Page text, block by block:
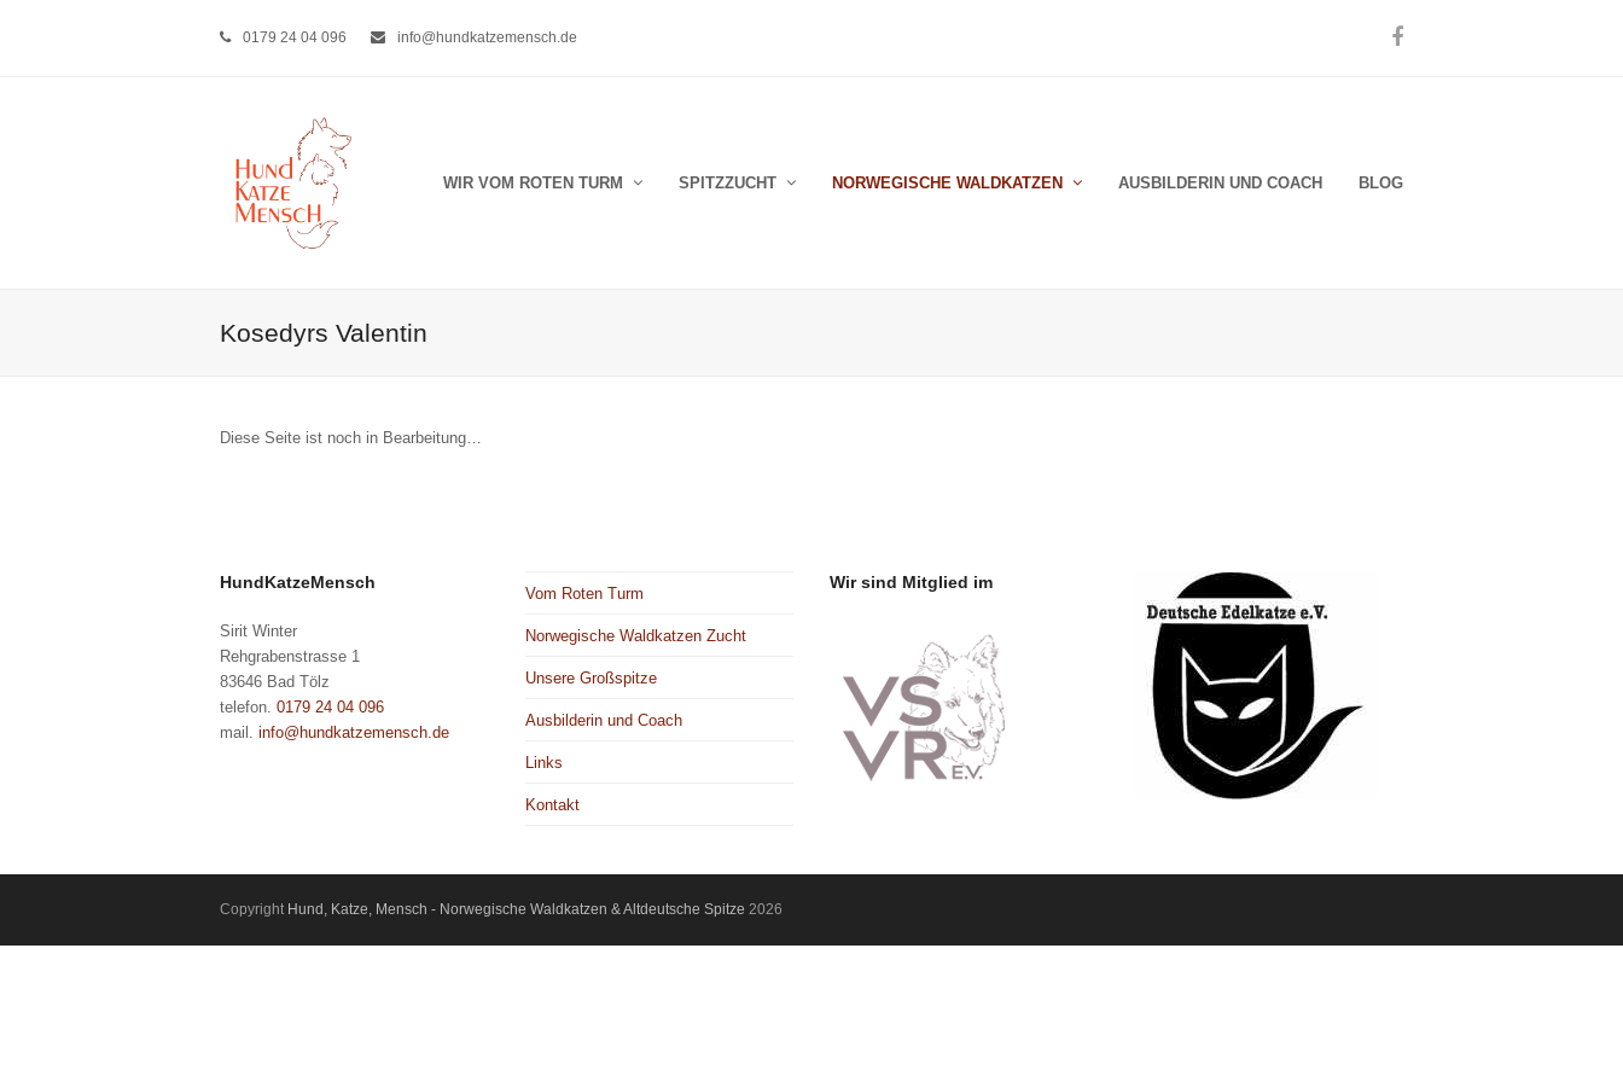
0179 24 04 096 info@hundkatzemensch.de Facebook
WIR VOM ROTEN TURM SPITZZUCHT NORWEGISCHE WALDKATZEN AUSBILDERIN UND COACH BLOG
Kosedyrs Valentin
Diese Seite ist noch in Bearbeitung…
HundKatzeMensch
Sirit Winter
Rehgrabenstrasse 1
83646 Bad Tölz
telefon. 0179 24 04 096
mail. info@hundkatzemensch.de
Vom Roten Turm
Norwegische Waldkatzen Zucht
Unsere Großspitze
Ausbilderin und Coach
Links
Kontakt
Wir sind Mitglied im
Copyright Hund, Katze, Mensch - Norwegische Waldkatzen & Altdeutsche Spitze 2026